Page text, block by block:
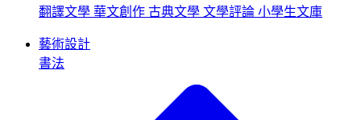
翻譯文學 華文創作 古典文學 文學評論 小學生文庫
藝術設計
書法